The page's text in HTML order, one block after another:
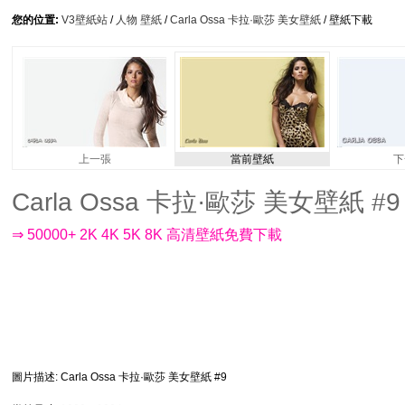
您的位置: V3壁紙站 / 人物 壁紙 /Carla Ossa 卡拉·歐莎 美女壁紙 / 壁紙下載
上一張 當前壁紙
Carla Ossa 卡拉·歐莎 美女壁紙
⇒ 50000+ 2K 4K 5K 8K 高清壁紙免費下載
圖片描述: Carla Ossa 卡拉·歐莎 美女壁紙 #9